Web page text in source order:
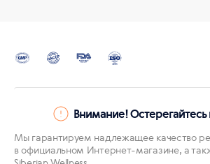
Внимание!
Мы гарантируем надлежащее качество
в официальном Интернет-магазине, а